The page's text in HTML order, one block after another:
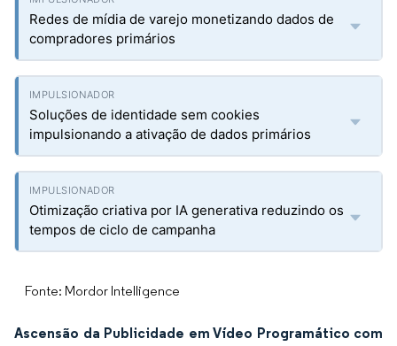
Redes de mídia de varejo monetizando dados de
compradores primários
Soluções de identidade sem cookies
impulsionando a ativação de dados primários
Otimização criativa por IA generativa reduzindo os
tempos de ciclo de campanha
Fonte: Mordor Intelligence
Ascensão da Publicidade em Vídeo Programático com